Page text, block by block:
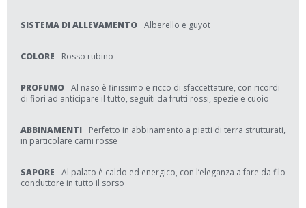
SISTEMA DI ALLEVAMENTO Alberello e guyot
COLORE Rosso rubino
PROFUMO Al naso è finissimo e ricco di sfaccettature, con ricordi
di fiori ad anticipare il tutto, seguiti da frutti rossi, spezie e cuoio
ABBINAMENTI
Perfetto in abbinamento a piatti di terra strutturati,
in particolare carni rosse
SAPORE
Al palato è caldo ed energico, con l’eleganza a fare da filo
conduttore in tutto il sorso